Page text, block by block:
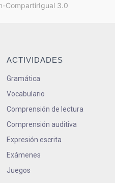
CompartirIgual 3.0
ACTIVIDADES
Gramática
Vocabulario
Comprensión de lectura
Comprensión auditiva
Expresión escrita
Exámenes
Juegos